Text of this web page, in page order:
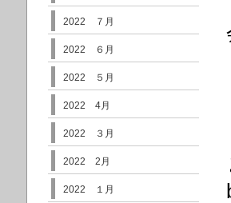
2022 ７月
2022 ６月
2022 ５月
2022 4月
2022 ３月
2022 2月
2022 １月